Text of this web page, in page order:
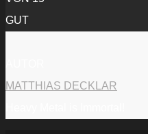
GUT
MATTHIAS DECKLAR